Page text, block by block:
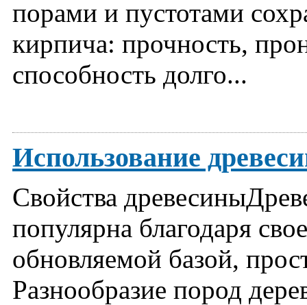
порами и пустотами
кирпича: прочность,
способность долго...
Использование
Свойства
популярна благодаря
обновляемой базой,
Разнообразие пород